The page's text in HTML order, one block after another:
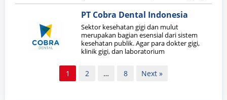
PT Cobra Dental Indonesia
Sektor kesehatan gigi dan mulut
merupakan bagian esensial dari sistem
kesehatan publik. Agar para dokter gigi,
klinik gigi, dan laboratorium
1 2 … 8 Next »